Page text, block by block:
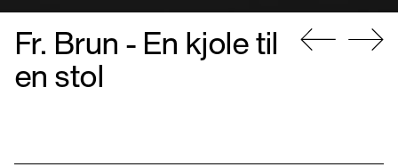
Fr. Brun - En kjole til
en stol